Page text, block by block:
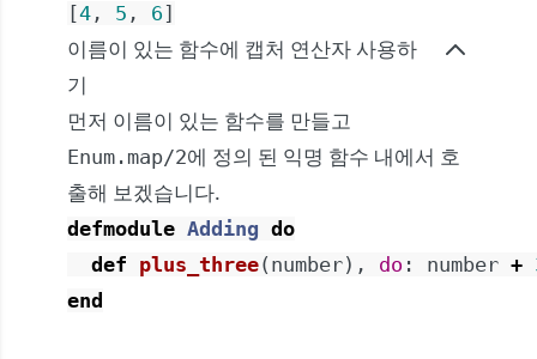
[4 , 5 , 6]
이름이 있는 함수에 캡처 연산자 사용하
기
먼저 이름이 있는 함수를 만들고
Enum.map/2에 정의 된 익명 함수 내에서 호
출해 보겠습니다.
defmodule Adding do
def plus_three( number) , do : number +
end